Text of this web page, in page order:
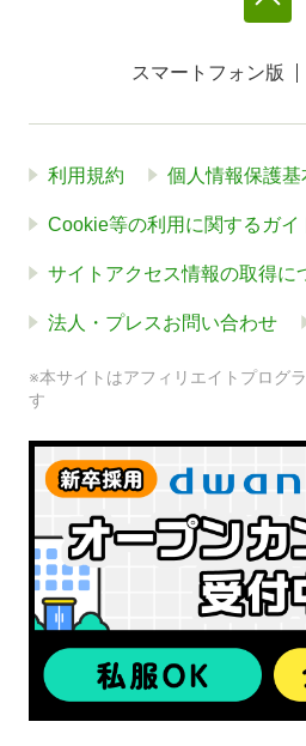
スマートフォン版
利用規約 個人情報保護基
Cookie等の利用に関するガイ
サイトアクセス情報の取得に
法人・プレスお問い合わせ
※本サイトはアフィリエイトプログ
す